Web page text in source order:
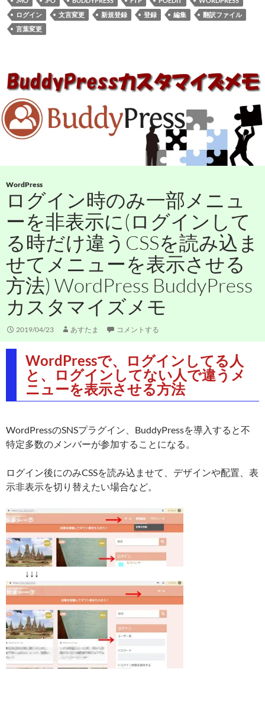
ログイン
文言変更 新規登録 登録 編集
翻訳ファイル
言葉変更
WordPress
ログイン時のみ一部メニュ
ーを非表示に(ログインして
る時だけ違うCSSを読み込ま
せてメニューを表示させる
方法) WordPress BuddyPress
カスタマイズメモ
2019/04/23 あすたま コメントする
WordPressで、ログインしてる人
と、ログインしてない人で違うメ
ニューを表示させる方法
WordPressのSNSプラグイン、BuddyPressを導入すると不
特定多数のメンバーが参加することになる。
ログイン後にのみCSSを読み込ませて、デザインや配置、表
示非表示を切り替えたい場合など。
↓↓↓